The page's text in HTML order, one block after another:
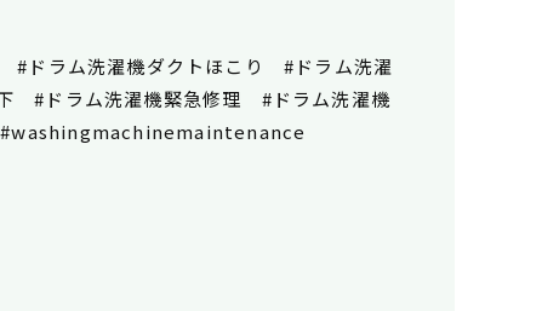
ドラム洗濯機ダクトほこり #ドラム洗濯
#ドラム洗濯機緊急修理 #ドラム洗濯機